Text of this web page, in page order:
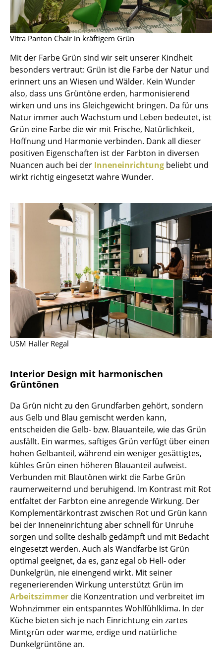
Einzelteile
... alle Tische
Aufbewahren
Regale & Schränke
Bücherregale
Wandregale
Sideboards & Kommoden
TV Möbel
Beistell- & Rollcontainer
Garderoben
Kleinaufbewahrung
... alle Aufbewahrungsmöbel
Licht
Hängeleuchten & Deckenleuchten
Tischleuchten
Stehleuchten & Leseleuchten
Wandleuchten
Outdoor-Leuchten
Akkuleuchten
... alle Leuchten
Betten
Doppelbetten
Einzelbetten
Stapelbetten
Kinderbetten
Nachttische & Bettzubehör
... alle Betten
Accessoires
Vitra Panton Chair in kräftigem Grün
Mit der Farbe Grün sind wir seit unserer Kindheit
besonders vertraut: Grün ist die Farbe der Natur und
erinnert uns an Wiesen und Wälder. Kein Wunder
also, dass uns Grüntöne erden, harmonisierend
wirken und uns ins Gleichgewicht bringen. Da für uns
Natur immer auch Wachstum und Leben bedeutet, ist
Grün eine Farbe die wir mit Frische, Natürlichkeit,
Hoffnung und Harmonie verbinden. Dank all dieser
positiven Eigenschaften ist der Farbton in diversen
Nuancen auch bei der Inneneinrichtung beliebt und
wirkt richtig eingesetzt wahre Wunder.
USM Haller Regal
Interior Design mit harmonischen
Grüntönen
Da Grün nicht zu den Grundfarben gehört, sondern
aus Gelb und Blau gemischt werden kann,
entscheiden die Gelb- bzw. Blauanteile, wie das Grün
ausfällt. Ein warmes, saftiges Grün verfügt über einen
hohen Gelbanteil, während ein weniger gesättigtes,
kühles Grün einen höheren Blauanteil aufweist.
Verbunden mit Blautönen wirkt die Farbe Grün
raumerweiternd und beruhigend. Im Kontrast mit Rot
entfaltet der Farbton eine anregende Wirkung. Der
Komplementärkontrast zwischen Rot und Grün kann
bei der Inneneinrichtung aber schnell für Unruhe
sorgen und sollte deshalb gedämpft und mit Bedacht
eingesetzt werden. Auch als Wandfarbe ist Grün
optimal geeignet, da es, ganz egal ob Hell- oder
Dunkelgrün, nie einengend wirkt. Mit seiner
regenerierenden Wirkung unterstützt Grün im
Arbeitszimmer die Konzentration und verbreitet im
Wohnzimmer ein entspanntes Wohlfühlklima. In der
Küche bieten sich je nach Einrichtung ein zartes
Mintgrün oder warme, erdige und natürliche
Dunkelgrüntöne an.